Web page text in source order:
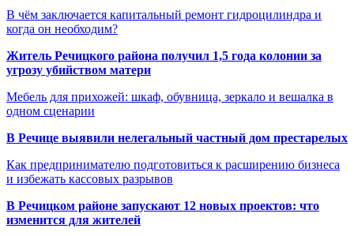
В чём заключается капитальный ремонт гидроцилиндра и
когда он необходим?
Житель Речицкого района получил 1,5 года колонии за
угрозу убийством матери
Мебель для прихожей: шкаф, обувница, зеркало и вешалка в
одном сценарии
В Речице выявили нелегальный частный дом престарелых
Как предпринимателю подготовиться к расширению бизнеса
и избежать кассовых разрывов
В Речицком районе запускают 12 новых проектов: что
изменится для жителей